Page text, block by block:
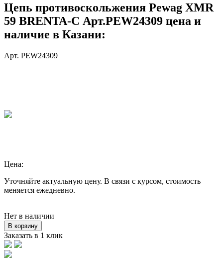
Цепь противоскольжения Pewag XMR
59 BRENTA-C Арт.PEW24309 цена и
наличие в Казани:
Арт. PEW24309
Цена:
Уточняйте актуальную цену. В связи с курсом, стоимость
меняется ежедневно.
Нет в наличии
В корзину
Заказать в 1 клик